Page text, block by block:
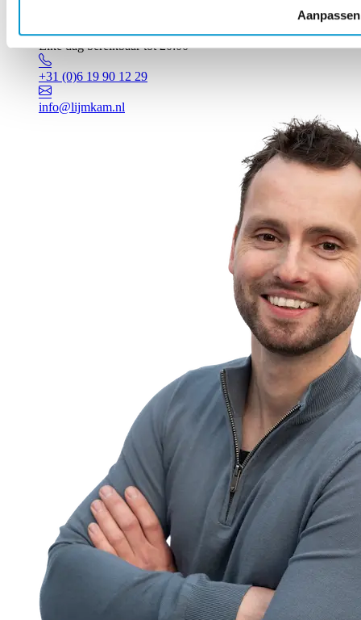
Aanpassen
Elke dag bereikbaar tot 20:00
+31 (0)6 19 90 12 29
info@lijmkam.nl